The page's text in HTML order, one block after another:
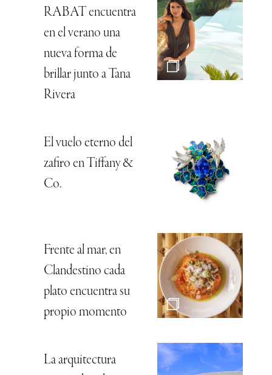
RABAT encuentra
en el verano una
nueva forma de
brillar junto a Tana
Rivera
El vuelo eterno del
zafiro en Tiffany &
Co.
Frente al mar, en
Clandestino cada
plato encuentra su
propio momento
La arquitectura